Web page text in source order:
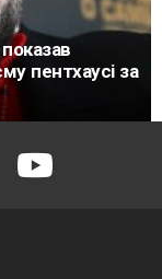
пентхаусі за
youtube